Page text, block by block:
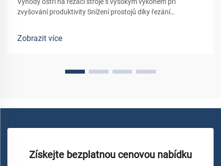
zvyšování produktivity Snížení prostojů díky řezání
řezání materiálů. Th...
Zobrazit více
Získejte bezplatnou cenovou nabídku